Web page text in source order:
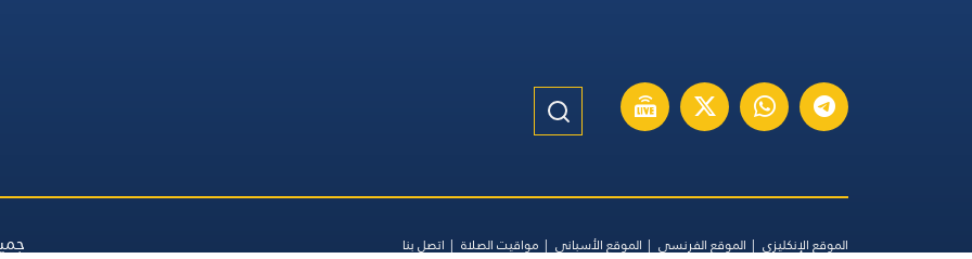
الموقع الإنكليزي الموقع الفرنسي الموقع الأسباني مواقيت الصلاة اتصل بنا